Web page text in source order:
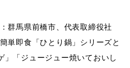
群馬県前橋市、代表取締役社
単即食「ひとり鍋」シリーズと
」「ジュージュー焼いておいし